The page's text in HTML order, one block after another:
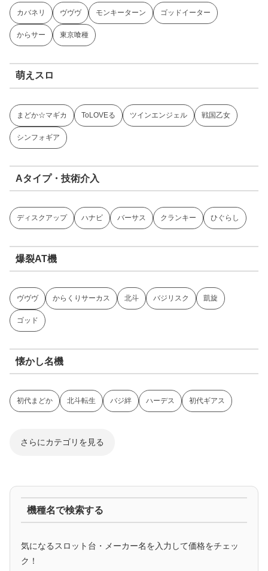
カバネリ ヴヴヴ モンキーターン ゴッドイーター
からサー 東京喰種
萌えスロ
まどか☆マギカ ToLOVEる ツインエンジェル 戦国乙女
シンフォギア
Aタイプ・技術介入
ディスクアップ ハナビ バーサス クランキー ひぐらし
爆裂AT機
ヴヴヴ からくりサーカス 北斗 バジリスク 凱旋
ゴッド
懐かし名機
初代まどか 北斗転生 バジ絆 ハーデス 初代ギアス
さらにカテゴリを見る
マイジャグ ファンキー アイム ゴージャグ ハッピー
アニメタイアップ
機種名で検索する
気になるスロット台・メーカー名を入力して価格をチェッ
ク！